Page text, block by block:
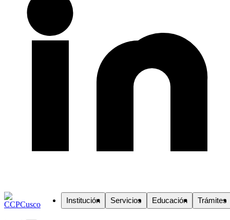
Institución Servicios Educación Trámites